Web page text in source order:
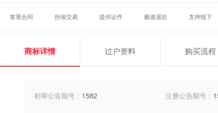
签署合同 担保交易 提供证件 极速退款 支持线下
商标详情 过户资料 购买流程
初审公告期号： 1582 注册公告期号：